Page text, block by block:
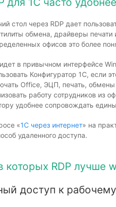
стол через RDP дает
обмена, драйверы
офисов это более
в привычном интерфейсе
Конфигуратор 1С, если
Office, ЭЦП, печать,
работу сотрудников из
удобнее сопровождать
«1С через интернет» на
удаленного доступа.
которых RDP лучше
доступ к